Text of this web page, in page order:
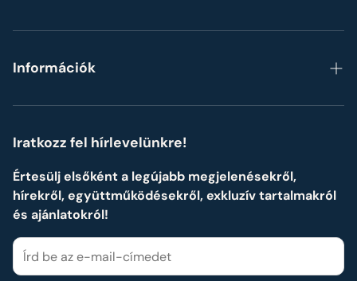
Bögrék
Szettek, készletek
Információk
ÁSZF
Adatvédelmi ismertető
Impresszum
Cookie tájékoztató
Elállási nyilatkozat
Iratkozz fel hírlevelünkre!
Értesülj elsőként a legújabb megjelenésekről,
hírekről, együttműködésekről, exkluzív tartalmakról
és ajánlatokról!